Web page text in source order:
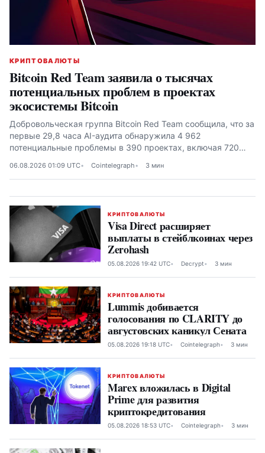
КРИПТОВАЛЮТЫ
Bitcoin Red Team заявила о тысячах
потенциальных проблем в проектах
экосистемы Bitcoin
Добровольческая группа Bitcoin Red Team сообщила, что за
первые 29,8 часа AI-аудита обнаружила 4 962
потенциальные проблемы в 390 проектах, включая 720
06.08.2026 01:09 UTC Cointelegraph 3 мин
КРИПТОВАЛЮТЫ
Visa Direct расширяет
выплаты в стейблкоинах через
Zerohash
05.08.2026 19:42 UTC Decrypt 3 мин
КРИПТОВАЛЮТЫ
Lummis добивается
голосования по CLARITY до
августовских каникул Сената
05.08.2026 19:18 UTC Cointelegraph 3 мин
КРИПТОВАЛЮТЫ
Marex вложилась в Digital
Prime для развития
криптокредитования
05.08.2026 18:53 UTC Cointelegraph 3 мин